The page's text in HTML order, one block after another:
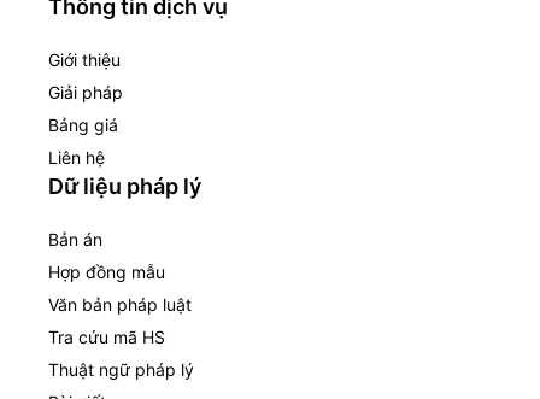
Thông tin dịch vụ
Giới thiệu
Giải pháp
Bảng giá
Liên hệ
Dữ liệu pháp lý
Bản án
Hợp đồng mẫu
Văn bản pháp luật
Tra cứu mã HS
Thuật ngữ pháp lý